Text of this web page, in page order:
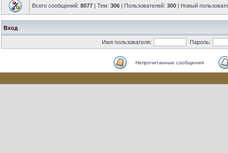
Всего сообщений: 8077 | Тем: 306 | Пользователей: 300 | Новый
Вход
Имя пользователя: Пароль:
Непрочитанные сообщения